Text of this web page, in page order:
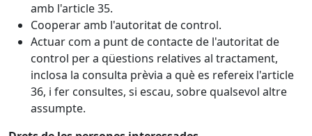
amb l'article 35.
Cooperar amb l'autoritat de control.
Actuar com a punt de contacte de l'autoritat de
control per a qüestions relatives al tractament,
inclosa la consulta prèvia a què es refereix l'article
36, i fer consultes, si escau, sobre qualsevol altre
assumpte.